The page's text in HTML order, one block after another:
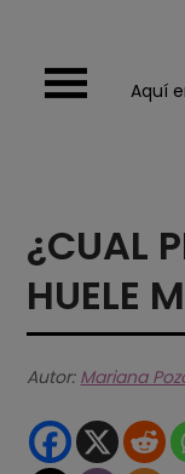
content
Aquí
¿CUAL
HUELE
Autor: Mariana